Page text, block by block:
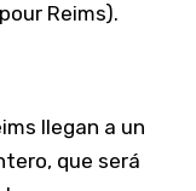
Reims).
llegan a un
que será